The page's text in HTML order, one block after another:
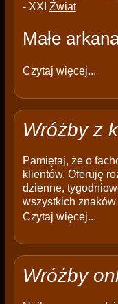
- XXI Źwiat
Małe
Czytaj więcej...
Wróżby z
Pamiętaj, że o
klientów. Oferuję
dzienne,
wszystkich
Czytaj więcej...
Wróżby